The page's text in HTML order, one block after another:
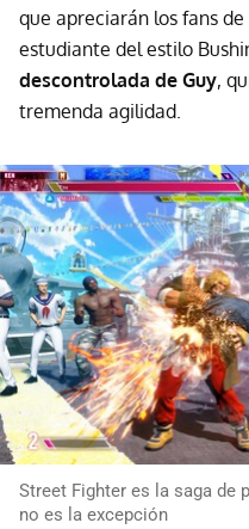
que apreciarán los fans de
estudiante del estilo
descontrolada de Guy,
tremenda agilidad.
Street Fighter es la saga de
no es la excepción